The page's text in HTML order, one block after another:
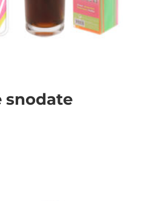
snodate